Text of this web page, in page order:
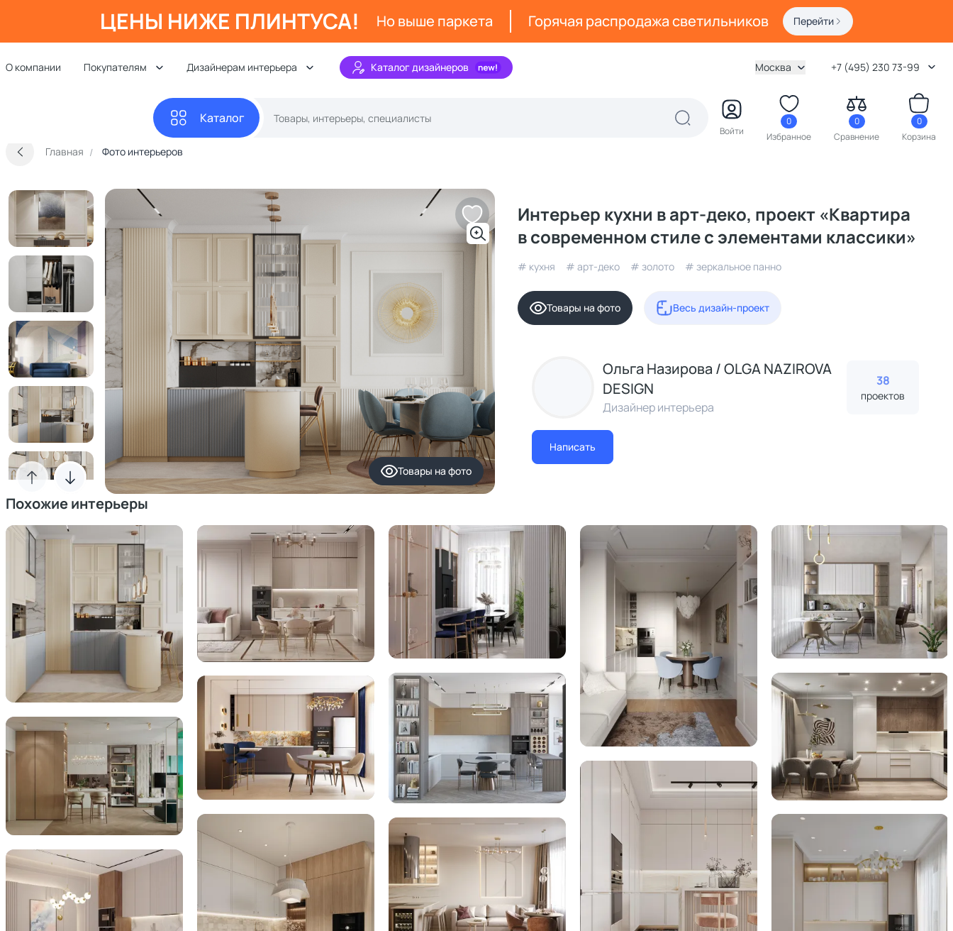
ЦЕНЫ НИЖЕ ПЛИНТУСА! Но выше паркета Горячая распродажа светильников Перейти
О компании Покупателям Дизайнерам интерьера Каталог дизайнеров Москва +7 (495) 230 73-99
Каталог
Войти
0
Избранное
0
Сравнение
0
Корзина
Главная Фото интерьеров
Товары на фото
Интерьер кухни в арт-деко, проект «Квартира
в современном стиле с элементами классики»
# кухня # арт-деко # золото # зеркальное панно
Товары на фото Весь дизайн-проект
Ольга Назирова / OLGA NАZIROVA
DESIGN
Дизайнер интерьера
38
проектов
Написать
Похожие интерьеры